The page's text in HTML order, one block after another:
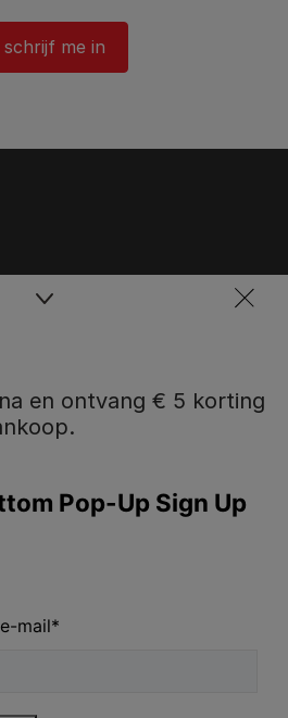
schrijf me in
en ontvang € 5 korting